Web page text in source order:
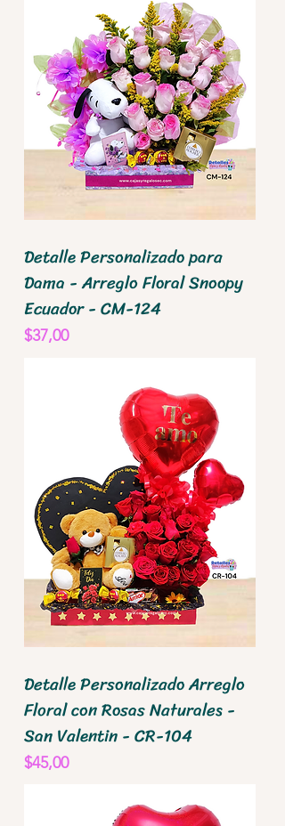
Detalle Personalizado para
Dama - Arreglo Floral Snoopy
Ecuador - CM-124
Precio
$37,00
Detalle Personalizado Arreglo
Floral con Rosas Naturales -
San Valentin - CR-104
Precio
$45,00